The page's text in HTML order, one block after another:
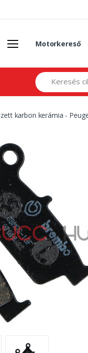
Motorkereső
Search
karbon kerámia -